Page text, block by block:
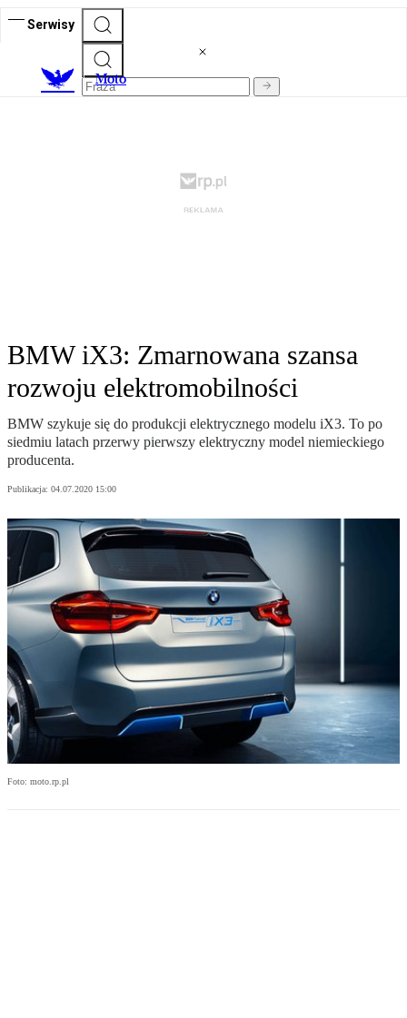
Serwisy
Moto
BMW iX3: Zmarnowana szansa
rozwoju elektromobilności
BMW szykuje się do produkcji elektrycznego modelu iX3. To po
siedmiu latach przerwy pierwszy elektryczny model niemieckiego
producenta.
Publikacja: 04.07.2020 15:00
Foto: moto.rp.pl